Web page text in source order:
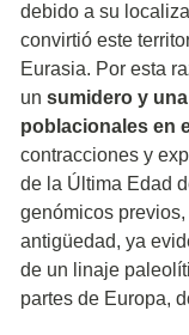
debido a su
convirtió este
Eurasia. Por esta
un sumidero y
poblacionales en
contracciones y
de la Última Edad
genómicos
antigüedad, ya
de un linaje
partes de Europa,